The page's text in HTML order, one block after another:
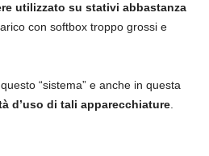
utilizzato su stativi abbastanza
con softbox troppo grossi e
“sistema” e anche in questa
d’uso di tali apparecchiature.